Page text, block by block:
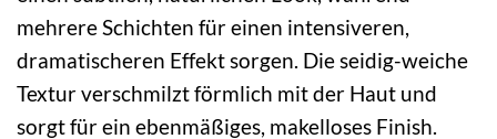
mehrere Schichten für einen intensiveren,
dramatischeren Effekt sorgen. Die seidig-weiche
Textur verschmilzt förmlich mit der Haut und
sorgt für ein ebenmäßiges, makelloses Finish.